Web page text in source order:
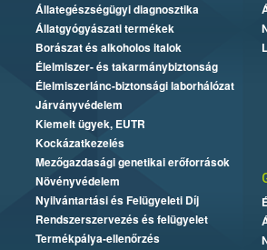
Állategészségügyi diagnosztika
Állatgyógyászati termékek
Borászat és alkoholos italok
Élelmiszer- és takarmánybiztonság
Élelmiszerlánc-biztonsági laborhálózat
Járványvédelem
Kiemelt ügyek, EUTR
Kockázatkezelés
Mezőgazdasági genetikai erőforrások
Növényvédelem
Nyilvántartási és Felügyeleti Díj
Rendszerszervezés és felügyelet
Termékpálya-ellenőrzés